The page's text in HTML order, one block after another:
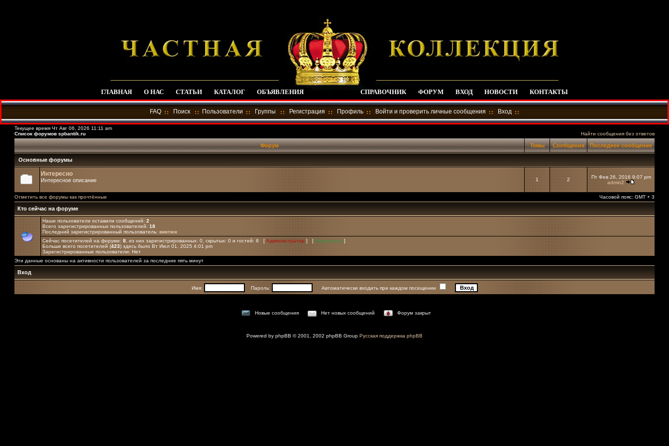
ГЛАВНАЯ О НАС СТАТЬИ КАТАЛОГ ОБЪЯВЛЕНИЯ СПРАВОЧНИК ФОРУМ ВХОД НОВОСТИ КОНТАКТЫ
FAQ Поиск Пользователи Группы Регистрация Профиль Войти и проверить личные сообщения Вход
Текущее время Чт Авг 06, 2026 11:11 am
Список форумов spbantik.ru
Найти сообщения без ответов
Форум Темы Сообщения Последнее сообщение
Основные форумы
Интересно
Интересное описание 1 2
Пт Фев 26, 2016 9:07 pm
admin2
Отметить все форумы как прочтённые Часовой пояс: GMT + 3
Кто сейчас на форуме
Наши пользователи оставили сообщений: 2
Всего зарегистрированных пользователей: 18
Последний зарегистрированный пользователь: виктюк
Сейчас посетителей на форуме: 8 , из них зарегистрированных: 0, скрытых: 0 и гостей: 8 [ Администратор ] [ Модератор ]
Больше всего посетителей (423) здесь было Вт Июл 01, 2025 4:01 pm
Зарегистрированные пользователи: Нет
Эти данные основаны на активности пользователей за последние пять минут
Вход
Имя: Пароль: Автоматически входить при каждом посещении
Новые сообщения Нет новых сообщений Форум закрыт
Powered by phpBB © 2001, 2002 phpBB Group Русская поддержка phpBB